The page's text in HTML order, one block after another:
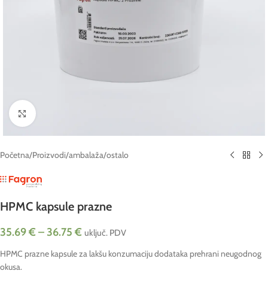
Click to enlarge
Početna/Proizvodi/ambalaža/ostalo
HPMC kapsule prazne
35.69€ – 36.75 € uključ. PDV
HPMC prazne kapsule za lakšu konzumaciju dodataka prehrani neugodnog
okusa.